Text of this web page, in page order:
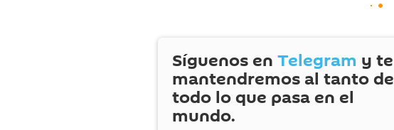
Síguenos en Telegram y te
mantendremos al tanto de
todo lo que pasa en el
mundo.